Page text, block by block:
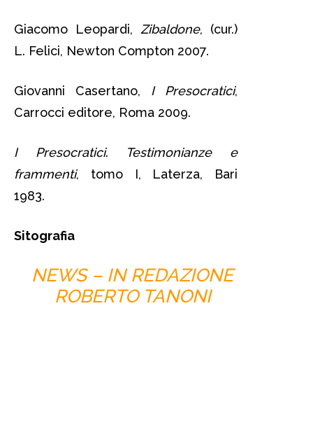
Giacomo Leopardi, Zibaldone, (cur.)
L. Felici, Newton Compton 2007.
Giovanni Casertano, I Presocratici,
Carrocci editore, Roma 2009.
I Presocratici. Testimonianze e
frammenti, tomo I, Laterza, Bari
1983.
Sitografia
NEWS – IN REDAZIONE
ROBERTO TANONI